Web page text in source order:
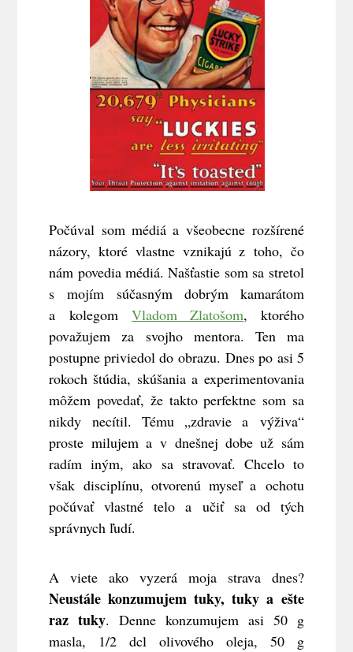
Počúval som médiá a všeobecne rozšírené
názory, ktoré vlastne vznikajú z toho, čo
nám povedia médiá. Našťastie som sa stretol
s mojím súčasným dobrým kamarátom
a kolegom Vladom Zlatošom, ktorého
považujem za svojho mentora. Ten ma
postupne priviedol do obrazu. Dnes po asi 5
rokoch štúdia, skúšania a experimentovania
môžem povedať, že takto perfektne som sa
nikdy necítil. Tému „zdravie a výživa“
proste milujem a v dnešnej dobe už sám
radím iným, ako sa stravovať. Chcelo to
však disciplínu, otvorenú myseľ a ochotu
počúvať vlastné telo a učiť sa od tých
správnych ľudí.
A viete ako vyzerá moja strava dnes?
Neustále konzumujem tuky, tuky a ešte
raz tuky. Denne konzumujem asi 50 g
masla, 1/2 dcl olivového oleja, 50 g